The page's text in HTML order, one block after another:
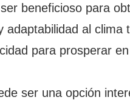
beneficioso para
al clima
para prosperar
ser una opción